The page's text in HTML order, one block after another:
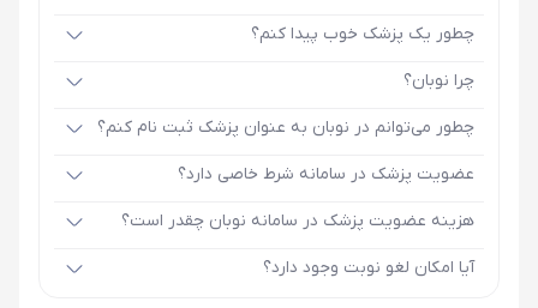
چطور یک پزشک خوب پیدا کنم؟
چرا نوبان؟
چطور می‌توانم در نوبان به عنوان پزشک ثبت نام کنم؟
عضویت پزشک در سامانه شرط خاصی دارد؟
هزینه عضویت پزشک در سامانه نوبان چقدر است؟
آیا امکان لغو نوبت وجود دارد؟